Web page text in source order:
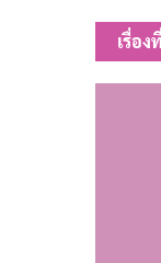
เรื่อง
เรื่อง